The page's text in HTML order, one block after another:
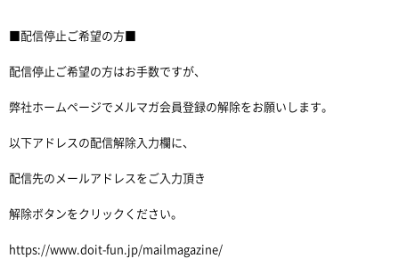
■配信停止ご希望の方■
配信停止ご希望の方はお手数ですが、
弊社ホームページでメルマガ会員登録の解除をお願いします。
以下アドレスの配信解除入力欄に、
配信先のメールアドレスをご入力頂き
解除ボタンをクリックください。
https://www.doit-fun.jp/mailmagazine/